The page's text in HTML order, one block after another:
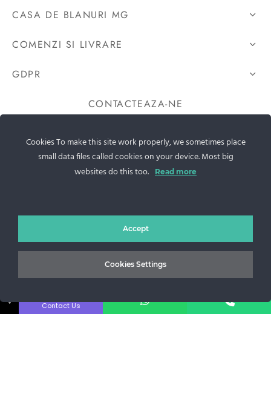
CASA DE BLANURI MG
COMENZI SI LIVRARE
GDPR
CONTACTEAZA-NE
Sos. Stefan cel Mare 46
+40 727 225 262
Cookies To make this site work properly, we sometimes place
small data files called cookies on your device. Most big
websites do this too.
Read more
Accept
Cookies Settings
↓ Contact Us